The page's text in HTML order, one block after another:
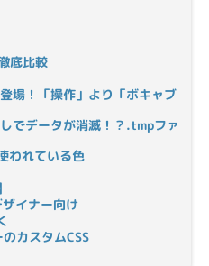
底比較
！「操作」より「ボキャブ
でデータが消滅！？.tmpファ
われている色
イナー向け
カスタムCSS